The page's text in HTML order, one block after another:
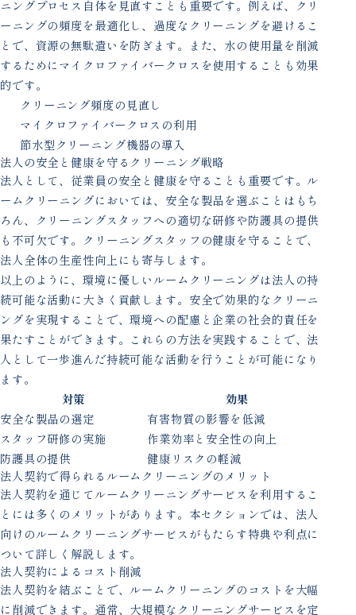
ニングプロセス自体を見直すことも重要です。例えば、クリ
ーニングの頻度を最適化し、過度なクリーニングを避けるこ
とで、資源の無駄遣いを防ぎます。また、水の使用量を削減
するためにマイクロファイバークロスを使用することも効果
的です。
クリーニング頻度の見直し
マイクロファイバークロスの利用
節水型クリーニング機器の導入
法人の安全と健康を守るクリーニング戦略
法人として、従業員の安全と健康を守ることも重要です。ル
ームクリーニングにおいては、安全な製品を選ぶことはもち
ろん、クリーニングスタッフへの適切な研修や防護具の提供
も不可欠です。クリーニングスタッフの健康を守ることで、
法人全体の生産性向上にも寄与します。
以上のように、環境に優しいルームクリーニングは法人の持
続可能な活動に大きく貢献します。安全で効果的なクリーニ
ングを実現することで、環境への配慮と企業の社会的責任を
果たすことができます。これらの方法を実践することで、法
人として一歩進んだ持続可能な活動を行うことが可能になり
ます。
対策
効果
安全な製品の選定
有害物質の影響を低減
スタッフ研修の実施
作業効率と安全性の向上
防護具の提供
健康リスクの軽減
法人契約で得られるルームクリーニングのメリット
法人契約を通じてルームクリーニングサービスを利用するこ
とには多くのメリットがあります。本セクションでは、法人
向けのルームクリーニングサービスがもたらす特典や利点に
ついて詳しく解説します。
法人契約によるコスト削減
法人契約を結ぶことで、ルームクリーニングのコストを大幅
に削減できます。通常、大規模なクリーニングサービスを定